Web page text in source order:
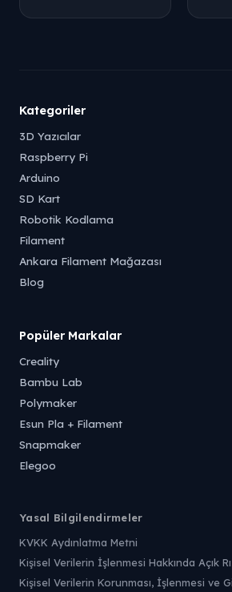
Kategoriler
3D Yazıcılar
Raspberry Pi
Arduino
SD Kart
Robotik Kodlama
Filament
Ankara Filament Mağazası
Blog
Popüler Markalar
Creality
Bambu Lab
Polymaker
Esun Pla + Filament
Snapmaker
Elegoo
Yasal Bilgilendirmeler
KVKK Aydınlatma Metni
Kişisel Verilerin İşlenmesi Hakkında Açık
Kişisel Verilerin Korunması, İşlenmesi ve